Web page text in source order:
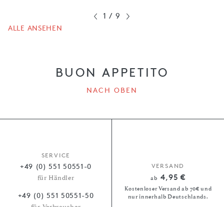
1 / 9
ALLE ANSEHEN
BUON APPETITO
NACH OBEN
SERVICE
+49 (0) 551 50551-0
für Händler
+49 (0) 551 50551-50
VERSAND
ab 4,95 €
Kostenloser Versand ab 70€ und
nur innerhalb Deutschlands.